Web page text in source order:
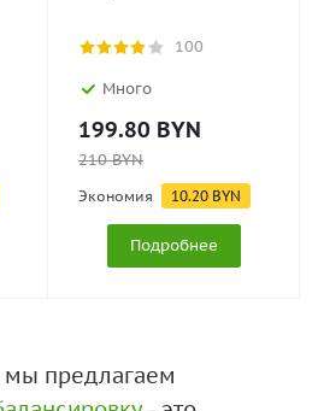
100
Много
199.80 BYN
210BYN
Экономия 10.20 BYN
Подробнее
предлагаем